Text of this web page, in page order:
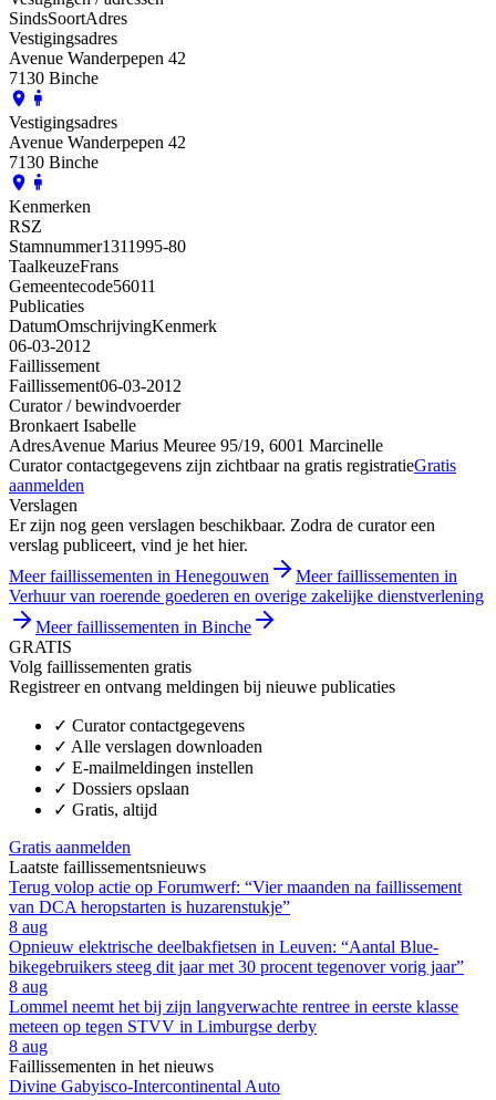
SindsSoortAdres
Vestigingsadres
Avenue Wanderpepen 42
7130 Binche
Vestigingsadres
Avenue Wanderpepen 42
7130 Binche
Kenmerken
RSZ
Stamnummer1311995-80
TaalkeuzeFrans
Gemeentecode56011
Publicaties
DatumOmschrijvingKenmerk
06-03-2012
Faillissement
Faillissement06-03-2012
Curator / bewindvoerder
Bronkaert Isabelle
AdresAvenue Marius Meuree 95/19, 6001 Marcinelle
Curator contactgegevens zijn zichtbaar na gratis registratieGratis
aanmelden
Verslagen
Er zijn nog geen verslagen beschikbaar. Zodra de curator een
verslag publiceert, vind je het hier.
Meer faillissementen in Henegouwen
Meer faillissementen in
Verhuur van roerende goederen en overige zakelijke dienstverlening
Meer faillissementen in Binche
GRATIS
Volg faillissementen gratis
Registreer en ontvang meldingen bij nieuwe publicaties
✓ Curator contactgegevens
✓ Alle verslagen downloaden
✓ E-mailmeldingen instellen
✓ Dossiers opslaan
✓ Gratis, altijd
Gratis aanmelden
Laatste faillissementsnieuws
Terug volop actie op Forumwerf: “Vier maanden na faillissement
van DCA heropstarten is huzarenstukje”
8 aug
Opnieuw elektrische deelbakfietsen in Leuven: “Aantal Blue-
bikegebruikers steeg dit jaar met 30 procent tegenover vorig jaar”
8 aug
Lommel neemt het bij zijn langverwachte rentree in eerste klasse
meteen op tegen STVV in Limburgse derby
8 aug
Faillissementen in het nieuws
Divine Gabyisco-Intercontinental Auto